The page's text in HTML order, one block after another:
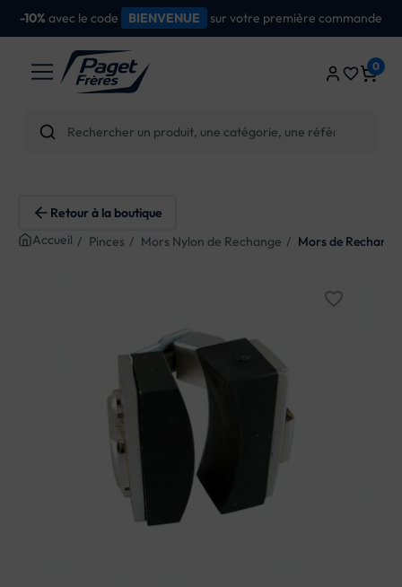
Livraison gratuite dès 100€ d'achat
0
favorite_border
Retour à la boutique
Accueil
Pinces Mors Nylon de Rechange Mors de
favorite_border